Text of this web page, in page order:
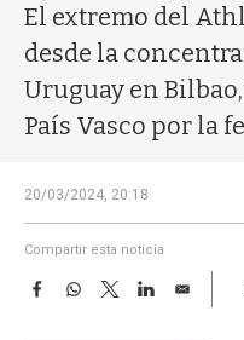
El extremo del
desde la
Uruguay en
País Vasco por la
20/03/2024, 20:18
Compartir esta noticia
F
W
T
w
L
E